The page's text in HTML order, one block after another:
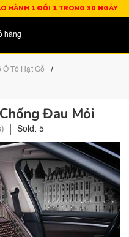
HÀNH 1 ĐỔI 1 TRONG 30 NGÀY
hàng
Ô Tô Hạt Gỗ /
Đau Mỏi
Sold: 5